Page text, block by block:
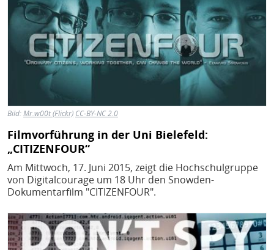
Bild:Mr.w00t (Flickr) CC-BY-NC 2.0
Filmvorführung in der Uni Bielefeld:
„CITIZENFOUR“
Am Mittwoch, 17. Juni 2015, zeigt die Hochschulgruppe
von Digitalcourage um 18 Uhr den Snowden-
Dokumentarfilm "CITIZENFOUR".
Bild